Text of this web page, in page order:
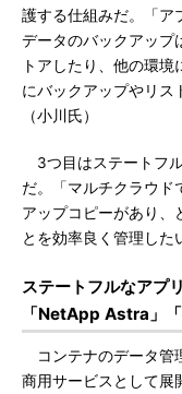
護する仕組みだ。「ア
データのバックアップ
トアしたり、他の環
にバックアップやリス
（小川氏）
3つ目はステートフ
だ。「マルチクラウド
アップコピーがあり、
とを効率良く管理した
ステートフルなアプ
「NetApp Astra」
コンテナのデータ管
商用サービスとして展